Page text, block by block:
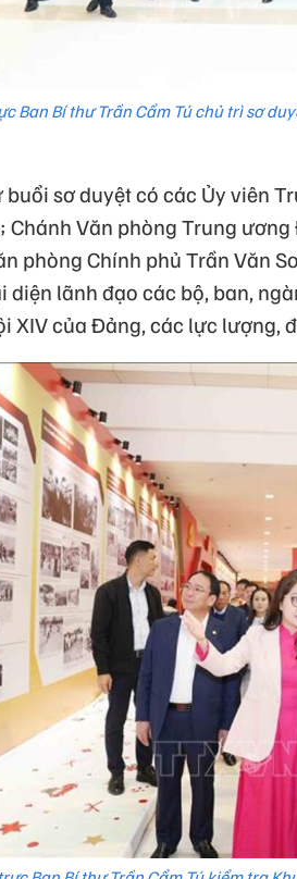
Ban Bí thư Trần Cẩm Tú chủ trì sơ
buổi sơ duyệt có các Ủy viên
Chánh Văn phòng Trung
phòng Chính phủ Trần Văn
diện lãnh đạo các bộ, ban,
XIV của Đảng, các lực lượng,